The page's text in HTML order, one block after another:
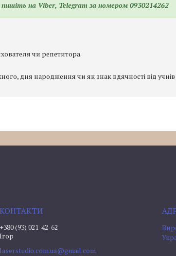
на Viber, Telegram за номером 0930214262
чи репетитора.
дня народження чи як знак вдячності від учнів
+380 (93) 021-42-62
Ігор
laserstudio.com.ua@gmail.com